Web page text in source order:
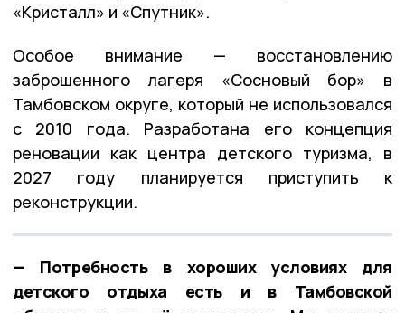
«Кристалл» и «Спутник».
Особое внимание — восстановлению
заброшенного лагеря «Сосновый бор» в
Тамбовском округе, который не использовался
с 2010 года. Разработана его концепция
реновации как центра детского туризма, в
2027 году планируется приступить к
реконструкции.
— Потребность в хороших условиях для
детского отдыха есть и в Тамбовской